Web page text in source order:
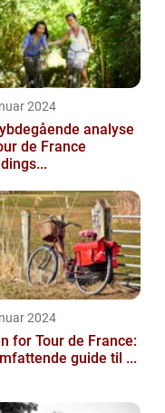
2024
analyse
de France
2024
for Tour de France:
guide til ...